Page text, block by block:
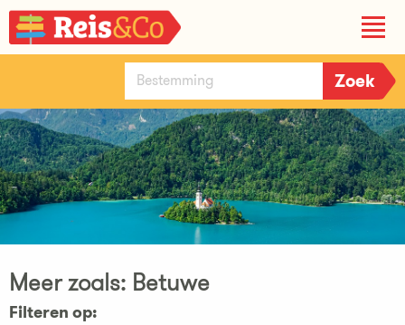
Meer zoals: Betuwe
Filteren op: